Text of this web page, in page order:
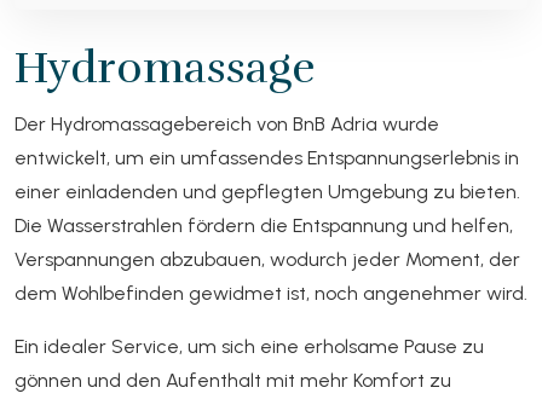
Hydromassage
Der Hydromassagebereich von BnB Adria wurde
entwickelt, um ein umfassendes Entspannungserlebnis in
einer einladenden und gepflegten Umgebung zu bieten.
Die Wasserstrahlen fördern die Entspannung und helfen,
Verspannungen abzubauen, wodurch jeder Moment, der
dem Wohlbefinden gewidmet ist, noch angenehmer wird.
Ein idealer Service, um sich eine erholsame Pause zu
gönnen und den Aufenthalt mit mehr Komfort zu